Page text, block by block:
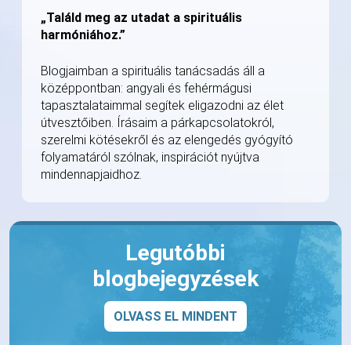
„Találd meg az utadat a spirituális
harmóniához.”
Blogjaimban a spirituális tanácsadás áll a
középpontban: angyali és fehérmágusi
tapasztalataimmal segítek eligazodni az élet
útvesztőiben. Írásaim a párkapcsolatokról,
szerelmi kötésekről és az elengedés gyógyító
folyamatáról szólnak, inspirációt nyújtva
mindennapjaidhoz.
Legutóbbi
blogbejegyzések
OLVASS EL MINDENT